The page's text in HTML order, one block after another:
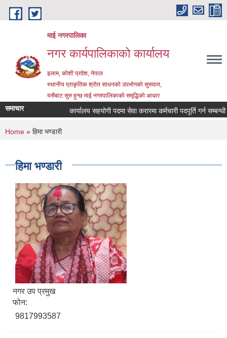
Skip to main content
माई नगरपालिका
नगर कार्यपालिकाको कार्यालय
इलाम, कोशी प्रदेश, नेपाल
स्थानीय प्राकृतिक श्रोत साधनको उपभोगको सुरुवात,
यसैबाट सुरु हुन्छ माई नगरपालिकाको समृद्धिको आधार
समाचार कार्यालय सहयोगी पदमा सेवा करारमा कर्मचारी पदपूर्ति गर्न सम्बन्धी
You are here
Home » हिमा भण्डारी
हिमा भण्डारी
नगर उप प्रमुख
फोन:
9817993587